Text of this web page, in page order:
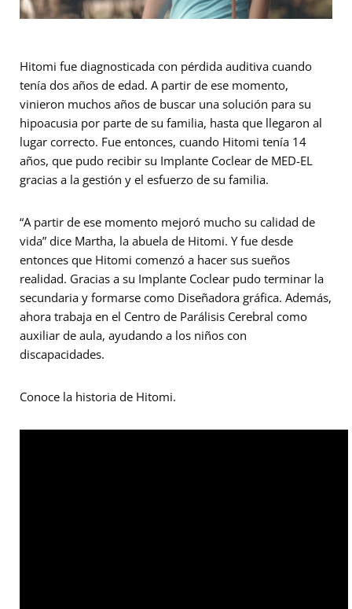
Hitomi fue diagnosticada con pérdida auditiva cuando
tenía dos años de edad. A partir de ese momento,
vinieron muchos años de buscar una solución para su
hipoacusia por parte de su familia, hasta que llegaron al
lugar correcto. Fue entonces, cuando Hitomi tenía 14
años, que pudo recibir su Implante Coclear de MED-EL
gracias a la gestión y el esfuerzo de su familia.
“A partir de ese momento mejoró mucho su calidad de
vida” dice Martha, la abuela de Hitomi. Y fue desde
entonces que Hitomi comenzó a hacer sus sueños
realidad. Gracias a su Implante Coclear pudo terminar la
secundaria y formarse como Diseñadora gráfica. Además,
ahora trabaja en el Centro de Parálisis Cerebral como
auxiliar de aula, ayudando a los niños con
discapacidades.
Conoce la historia de Hitomi.